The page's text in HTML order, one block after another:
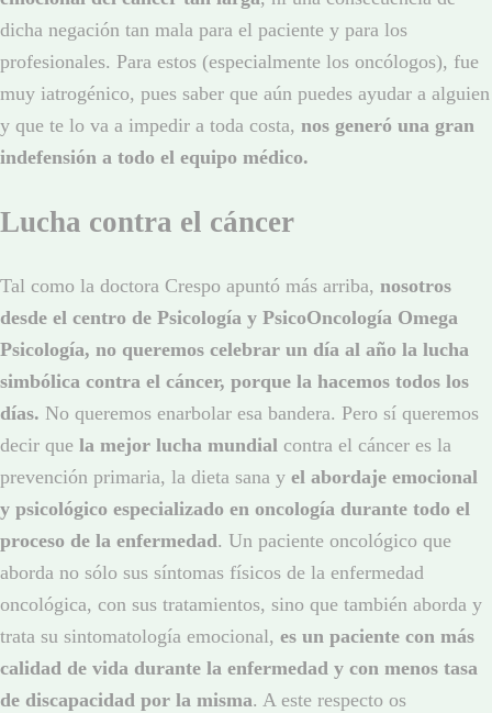
dicha negación tan mala para el paciente y para los
profesionales. Para estos (especialmente los oncólogos), fue
muy iatrogénico, pues saber que aún puedes ayudar a alguien
y que te lo va a impedir a toda costa, nos generó una gran
indefensión a todo el equipo médico.
Lucha contra el cáncer
Tal como la doctora Crespo apuntó más arriba, nosotros
desde el centro de Psicología y PsicoOncología Omega
Psicología, no queremos celebrar un día al año la lucha
simbólica contra el cáncer, porque la hacemos todos los
días. No queremos enarbolar esa bandera. Pero sí queremos
decir que la mejor lucha mundial contra el cáncer es la
prevención primaria, la dieta sana y el abordaje emocional
y psicológico especializado en oncología durante todo el
proceso de la enfermedad. Un paciente oncológico que
aborda no sólo sus síntomas físicos de la enfermedad
oncológica, con sus tratamientos, sino que también aborda y
trata su sintomatología emocional, es un paciente con más
calidad de vida durante la enfermedad y con menos tasa
de discapacidad por la misma. A este respecto os